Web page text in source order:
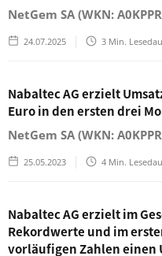
NetGem SA (WKN:
24.07.2025 3 Min.
Nabaltec AG erzielt
Euro in den ersten drei
NetGem SA (WKN:
25.05.2023 4 Min.
Nabaltec AG erzielt im
Rekordwerte und im
vorläufigen Zahlen einen